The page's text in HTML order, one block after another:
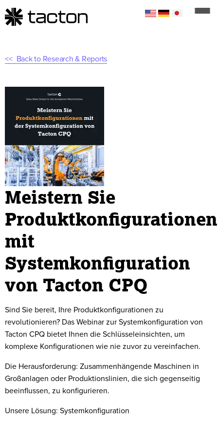
Back to Research & Reports
Meistern Sie
Produktkonfigurationen
mit
Systemkonfiguration
von Tacton CPQ
Sind Sie bereit, Ihre Produktkonfigurationen zu
revolutionieren? Das Webinar zur Systemkonfiguration von
Tacton CPQ bietet Ihnen die Schlüsseleinsichten, um
komplexe Konfigurationen wie nie zuvor zu vereinfachen.
Die Herausforderung: Zusammenhängende Maschinen in
Großanlagen oder Produktionslinien, die sich gegenseitig
beeinflussen, zu konfigurieren.
Unsere Lösung: Systemkonfiguration